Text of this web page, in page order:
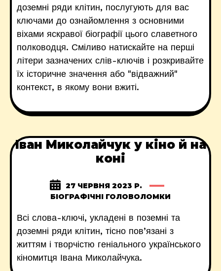
доземні ряди клітин, послугують для вас
ключами до ознайомлення з основними
віхами яскравої біографії цього славетного
полководця. Сміливо натискайте на перші
літери зазначених слів-ключів і розкривайте
їх історичне значення або "відважний"
контекст, в якому вони вжиті.
Іван Миколайчук у кіно й на
коні
27 ЧЕРВНЯ 2023 Р.
БІОГРАФІЧНІ ГОЛОВОЛОМКИ
Всі слова-ключі, укладені в поземні та
доземні ряди клітин, тісно пов’язані з
життям і творчістю геніального українського
кіномитця Івана Миколайчука.